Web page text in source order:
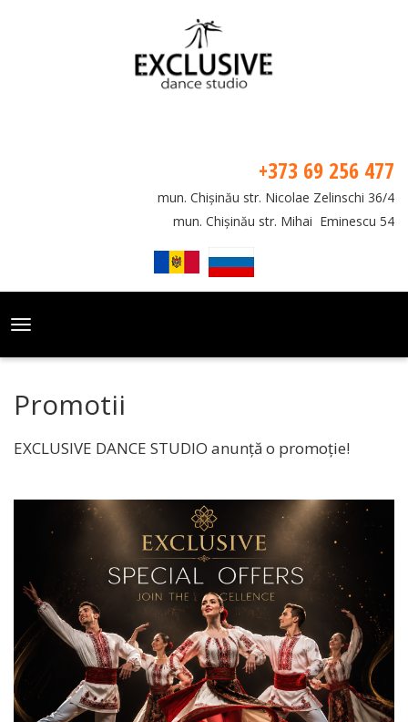
+373 69 256 477
mun. Chișinău str. Nicolae Zelinschi 36/4
mun. Chișinău str. Mihai Eminescu 54
Toggle
Promotii
EXCLUSIVE DANCE STUDIO anunță o promoție!